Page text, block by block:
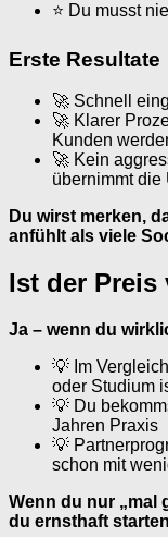
⭐ Du musst
Erste Resultate
🚀 Schnell
🚀 Klarer
Kunden
🚀 Kein
übernimmt die
Du wirst merken,
anfühlt als viele
Ist der Preis
Ja – wenn du
💡 Im
oder Studium
💡 Du
Jahren Praxis
💡
schon mit
Wenn du nur „mal
du ernsthaft